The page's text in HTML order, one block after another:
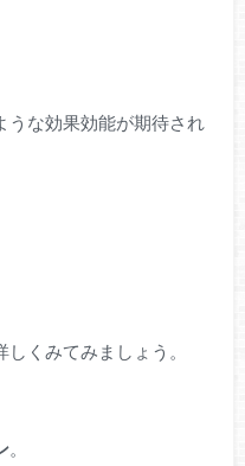
うな効果効能が期待され
くみてみましょう。
。